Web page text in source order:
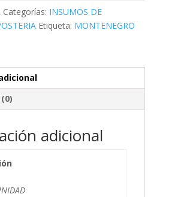
Categorías: INSUMOS DE
Etiqueta: MONTENEGRO
adicional